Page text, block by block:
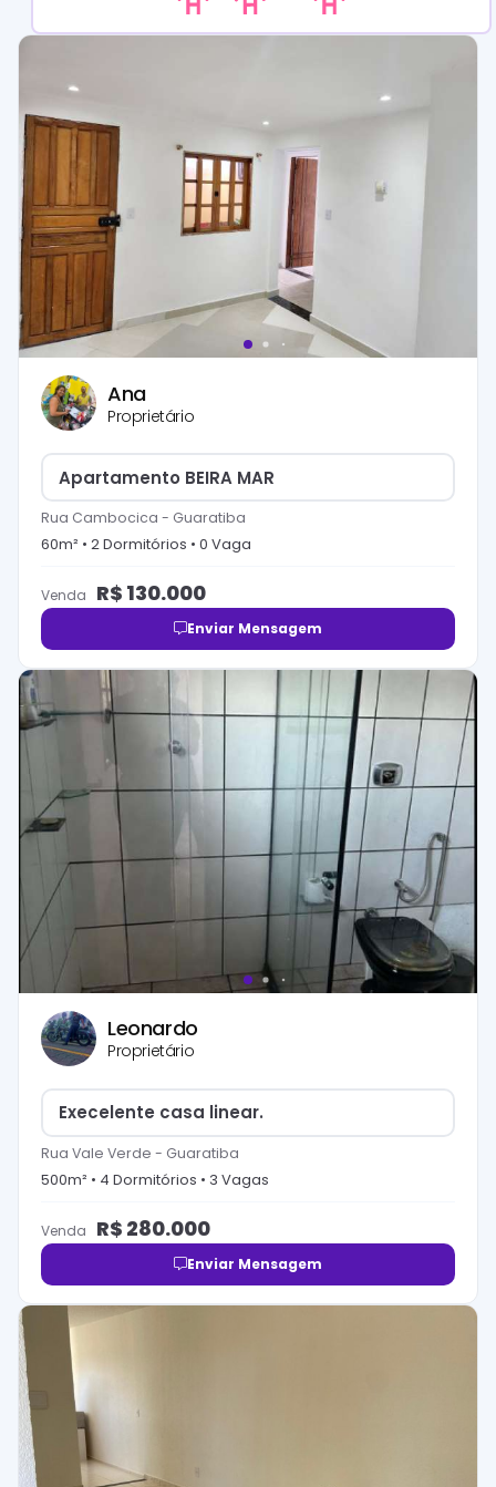
Ana
Proprietário
Apartamento BEIRA MAR
Rua Cambocica - Guaratiba
60m² • 2Dormitórios • 0 Vaga
Venda R$ 130.000
Enviar Mensagem
Leonardo
Proprietário
Execelente casa linear.
Rua Vale Verde - Guaratiba
500m² • 4 Dormitórios • 3 Vagas
Venda R$ 280.000
Enviar Mensagem